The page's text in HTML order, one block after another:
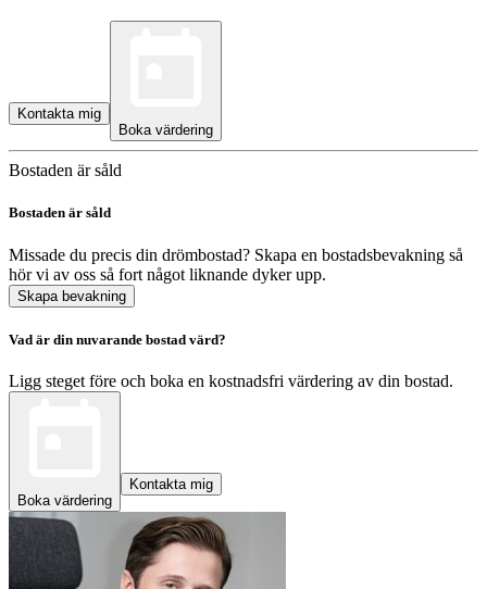
Kontakta mig
Boka värdering
Bostaden är såld
Bostaden är såld
Missade du precis din drömbostad? Skapa en bostadsbevakning så
hör vi av oss så fort något liknande dyker upp.
Skapa bevakning
Vad är din nuvarande bostad värd?
Ligg steget före och boka en kostnadsfri värdering av din bostad.
Boka värdering
Kontakta mig